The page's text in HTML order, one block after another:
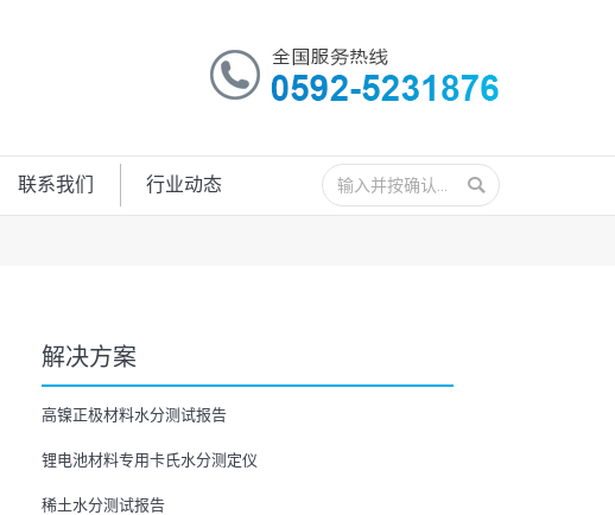
联系我们 行业动态
搜
索：
解决方案
高镍正极材料水分测试报告
锂电池材料专用卡氏水分测定仪
稀土水分测试报告